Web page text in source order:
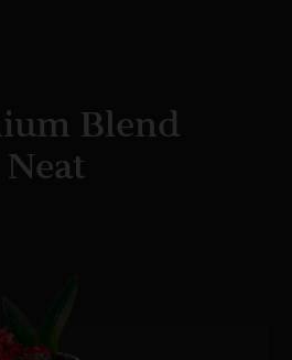
Blend
Neat